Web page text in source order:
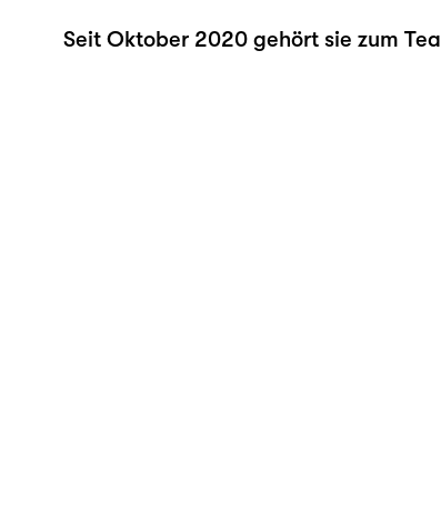
Seit Oktober 2020 gehört sie zum